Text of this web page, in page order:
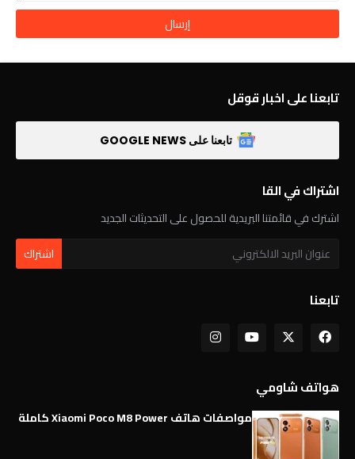
تابعنا على اخبار قوقل
تابعنا على GOOGLE NEWS
اشتراك في القا
اشترك في قائمتنا البريدية للحصول على التحديثات الجديد
تابعنا
هواتف شاومي
مواصفات هاتف Xiaomi Poco M8 Power كاملة